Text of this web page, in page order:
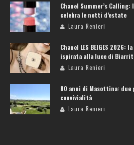
Chanel Summer’s
celebra le notti d’estate
Laura Renieri
Chanel LES BEIGES 2026:
ispirata alla luce di
Laura Renieri
80 anni di Masottina: due
convivialità
Laura Renieri